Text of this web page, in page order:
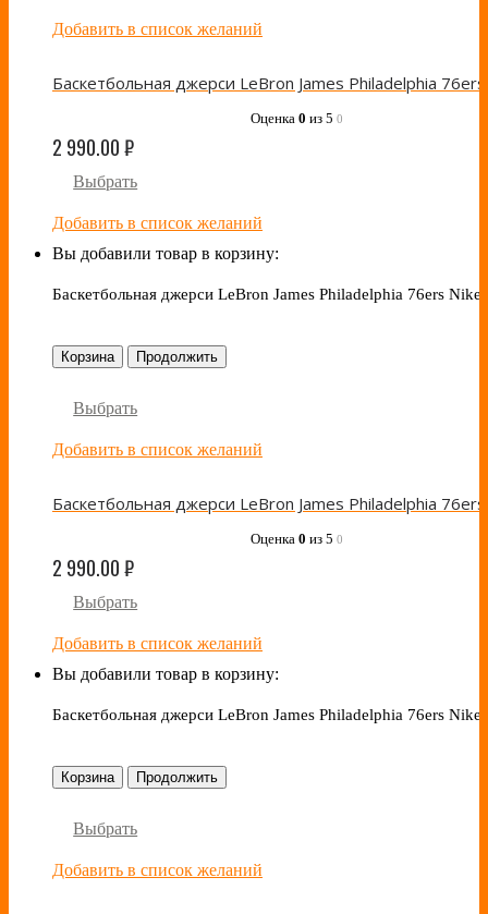
Добавить в список желаний
Оценка 0 из 5 0
2 990.00₽
Выбрать
Добавить в список желаний
Вы добавили товар в корзину:
Баскетбольная джерси LeBron James Philadelphia 76ers Nike
Корзина Продолжить
Выбрать
Добавить в список желаний
Оценка 0 из 5 0
2 990.00₽
Выбрать
Добавить в список желаний
Вы добавили товар в корзину:
Баскетбольная джерси LeBron James Philadelphia 76ers Nike
Корзина Продолжить
Выбрать
Добавить в список желаний